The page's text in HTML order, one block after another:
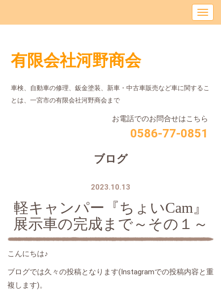
有限会社河野商会
車検、自動車の修理、鈑金塗装、新車・中古車販売など車に関するこ
とは、⼀宮市の有限会社河野商会まで
お電話でのお問合せはこちら
0586-77-0851
ブログ
2023.10.13
軽キャンパー『ちょいCam』
展示車の完成まで～その１～
こんにちは♪
ブログでは久々の投稿となります(Instagramでの投稿内容と重
複します)。